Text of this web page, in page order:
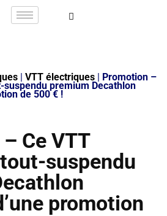
| VTT électriques | Promotion –
suspendu premium Decathlon
de 500 € !
Ce VTT
suspendu
promotion